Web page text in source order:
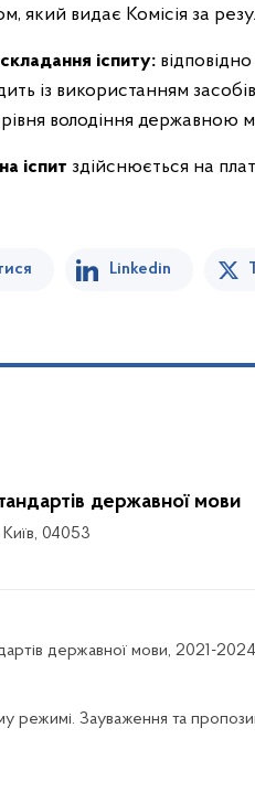
який видає Комісія за
іспиту:
із використанням
володіння державною
іспит здійснюється на
Linkedin
державної мови
04053
державної мови, 2021-
режимі. Зауваження та